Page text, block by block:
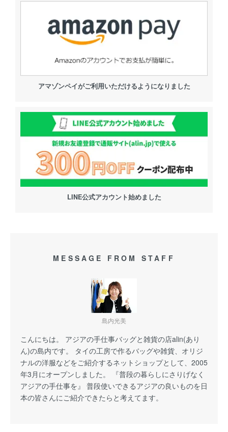
アマゾンペイがご利用いただけるようになりました
LINE公式アカウント始めました
MESSAGE FROM STAFF
島内光美
こんにちは。 アジアの手仕事バッグと雑貨の店alin(あり
ん)の島内です。 タイの工房で作るバッグや雑貨、オリジ
ナルの洋服などをご紹介するネットショップとして、2005
年3月にオープンしました。 『普段の暮らしにさりげなく
アジアの手仕事を』 普段使いできるアジアの良いものを日
本の皆さんにご紹介できたらと考えてます。